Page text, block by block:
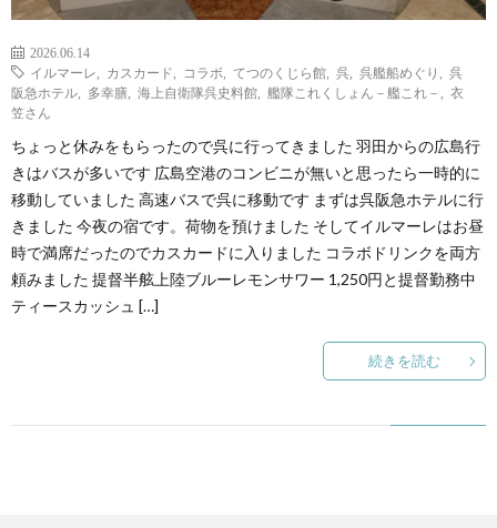
2026.06.14
イルマーレ
カスカード コラボ てつのくじら館 呉 呉艦船めぐり
呉
阪急ホテル
多幸膳 海上自衛隊呉史料館 艦隊これくしょん－艦これ－
衣
笠さん
ちょっと休みをもらったので呉に行ってきました 羽田からの広島行
きはバスが多いです 広島空港のコンビニが無いと思ったら一時的に
移動していました 高速バスで呉に移動です まずは呉阪急ホテルに行
きました 今夜の宿です。荷物を預けました そしてイルマーレはお昼
時で満席だったのでカスカードに入りました コラボドリンクを両方
頼みました 提督半舷上陸ブルーレモンサワー 1,250円と提督勤務中
ティースカッシュ […]
続きを読む